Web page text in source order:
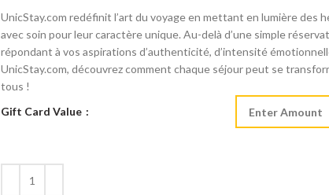
€50.00
through
€300.00
UnicStay.com redéfinit l’art du voyage en mettant en lumière des
avec soin pour leur caractère unique. Au-delà d’une simple
répondant à vos aspirations d’authenticité, d’intensité
UnicStay.com, découvrez comment chaque séjour peut se
tous !
Gift Card Value